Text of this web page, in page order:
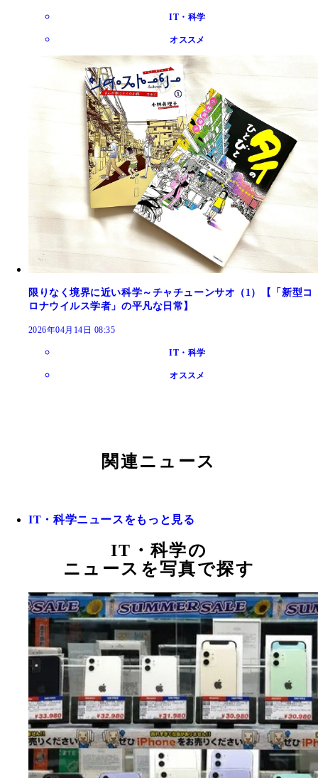
IT・科学
オススメ
限りなく境界に近い科学～チャチューンサオ（1）【「新型コ
ロナウイルス学者」の平凡な日常】
2026年04月14日 08:35
IT・科学
オススメ
関連ニュース
IT・科学ニュースをもっと見る
IT・科学の
ニュースを写真で探す